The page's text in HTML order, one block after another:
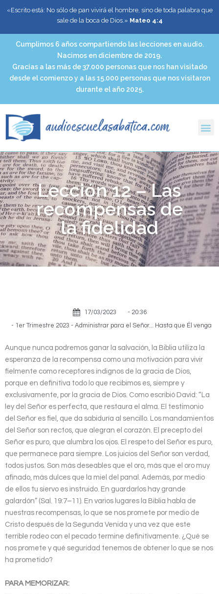
«Escrito está: No sólo de pan vivirá el hombre, sino de toda palabra que
sale de la boca de Dios.» Mateo 4:4
Cumplimos 6 años compartiendo las lecciones en audio.
Nacimos en diciembre de 2019.
Gracias a las más de 37.000 personas que nos han visitado
desde el comienzo y a las 15.000 personas que nos visitaron
durante el año 2025.
Lección 12 – Las
recompensas de
la fidelidad
17/03/2023 - 20:36
- 1er Trimestre 2023 - Administrar para el Señor... Hasta que Él venga
Aunque nunca podremos ganar la salvación, la Biblia utiliza la
esperanza de la recompensa como una motivación para vivir
fielmente como receptores indignos de la gracia de Dios,
porque en definitiva todo lo que recibimos es, siempre y
exclusivamente, por la gracia de Dios. Como escribió David: “La
ley del Señor es perfecta, que restaura el alma. El testimonio
del Señor es fiel, que da sabiduría al sencillo. Los mandamientos
del Señor son rectos, que alegran el corazón. El precepto del
Señor es puro, que alumbra los ojos. El respeto del Señor es puro,
que permanece para siempre. Los juicios del Señor son verdad,
todos justos. Son más deseables que el oro, más que el oro muy
afinado, más dulces que la miel del panal. Además, por medio
de ellos tu siervo es instruido. En guardarlos hay grande
galardón” (Sal. 19:7–11). En varios lugares la Biblia habla de
nuestras recompensas, lo que se nos promete por medio de
Cristo después de la Segunda Venida y una vez que este
terrible rodeo con el pecado termine definitivamente. ¿Qué se
nos promete y qué seguridad tenemos de obtener lo que se nos
ha prometido?
PARA MEMORIZAR: